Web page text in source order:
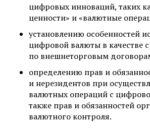
цифровых инноваций, таких
ценности» и «валютные
установлению особенностей
цифровой валюты в качестве
по внешнеторговым
определению прав и
и нерезидентов при
валютных операций с
также прав и обязанностей
валютного контроля.